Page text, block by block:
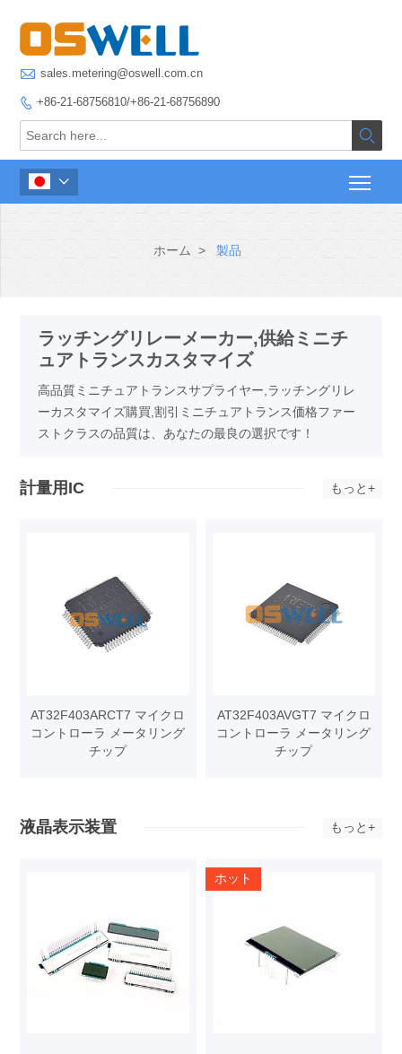
 sales.metering@oswell.com.cn
 +86-21-68756810/+86-21-68756890


ホーム > 製品
ラッチングリレーメーカー,供給ミニチ
ュアトランスカスタマイズ
高品質ミニチュアトランスサプライヤー,ラッチングリレ
ーカスタマイズ購買,割引ミニチュアトランス価格ファー
ストクラスの品質は、あなたの最良の選択です！
計量用IC もっと+
AT32F403ARCT7 マイクロ
コントローラ メータリング
チップ
AT32F403AVGT7 マイクロ
コントローラ メータリング
チップ
液晶表示装置 もっと+
ホット